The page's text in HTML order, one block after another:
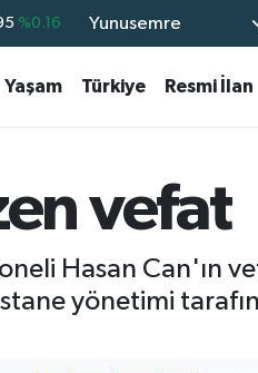
%0.16
%70
Yunusemre
Yaşam Türkiye Resmi İlan
vefat
Hasan Can'ın
yönetimi